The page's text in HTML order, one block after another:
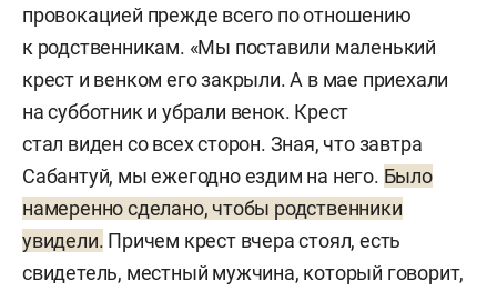
провокацией прежде всего по отношению
к родственникам. «Мы поставили маленький
крест и венком его закрыли. А в мае приехали
на субботник и убрали венок. Крест
стал виден со всех сторон. Зная, что завтра
Сабантуй, мы ежегодно ездим на него. Было
намеренно сделано, чтобы родственники
увидели. Причем крест вчера стоял, есть
свидетель, местный мужчина, который говорит,